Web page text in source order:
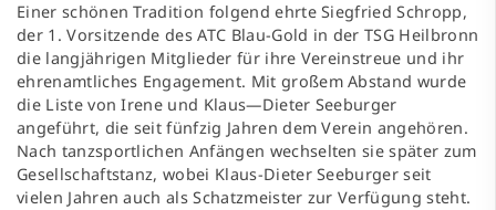
Einer schönen Tradition folgend ehrte Siegfried Schropp,
der 1. Vorsitzende des ATC Blau-Gold in der TSG Heilbronn
die langjährigen Mitglieder für ihre Vereinstreue und ihr
ehrenamtliches Engagement. Mit großem Abstand wurde
die Liste von Irene und Klaus—Dieter Seeburger
angeführt, die seit fünfzig Jahren dem Verein angehören.
Nach tanzsportlichen Anfängen wechselten sie später zum
Gesellschaftstanz, wobei Klaus-Dieter Seeburger seit
vielen Jahren auch als Schatzmeister zur Verfügung steht.